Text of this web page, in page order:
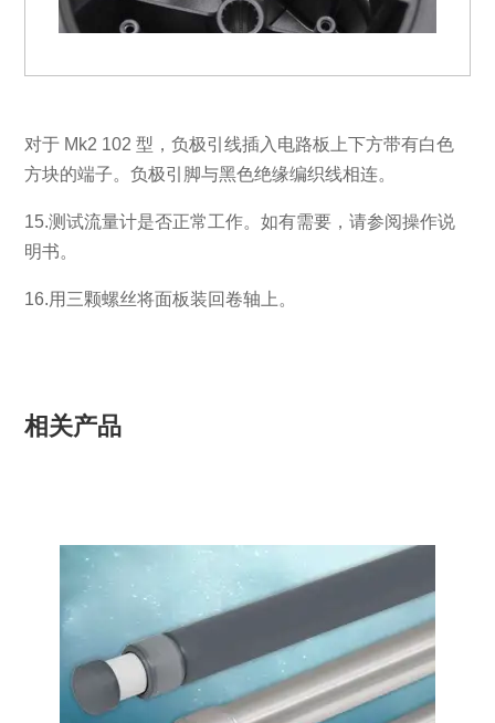
对于 Mk2 102 型，负极引线插入电路板上下方带有白色
方块的端子。负极引脚与黑色绝缘编织线相连。
15.测试流量计是否正常工作。如有需要，请参阅操作说
明书。
16.用三颗螺丝将面板装回卷轴上。
相关产品